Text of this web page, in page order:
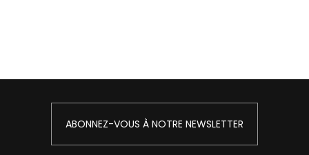
ABONNEZ-VOUS À NOTRE NEWSLETTER